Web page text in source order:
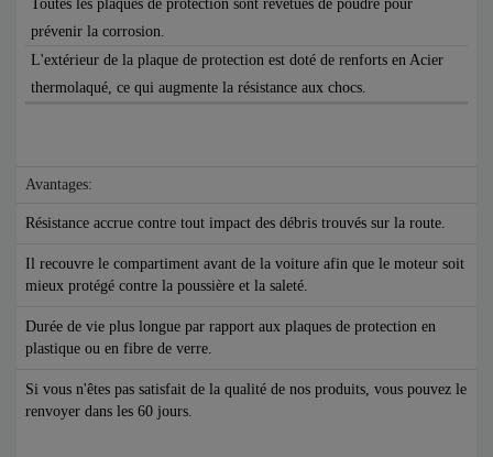
Toutes les plaques de protection sont revêtues de poudre pour
prévenir la corrosion.
L'extérieur de la plaque de protection est doté de renforts en Acier
thermolaqué, ce qui augmente la résistance aux chocs.
Avantages:
Résistance accrue contre tout impact des débris trouvés sur la route.
Il recouvre le compartiment avant de la voiture afin que le moteur soit
mieux protégé contre la poussière et la saleté.
Durée de vie plus longue par rapport aux plaques de protection en
plastique ou en fibre de verre.
Si vous n'êtes pas satisfait de la qualité de nos produits, vous pouvez le
renvoyer dans les 60 jours.